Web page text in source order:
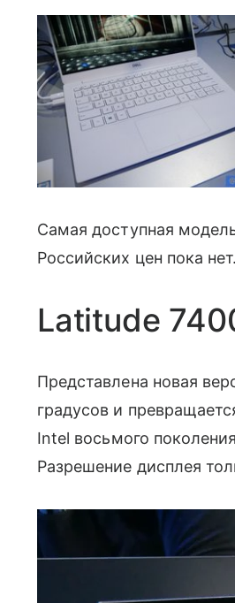
Самая доступная
Российских цен пока нет.
Latitude
Представлена новая
градусов и
Intel восьмого
Разрешение дисплея